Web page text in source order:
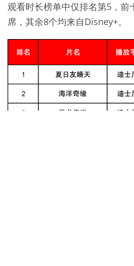
观看时长榜单中仅排名第5，
席，其余8个均来自Disney+。